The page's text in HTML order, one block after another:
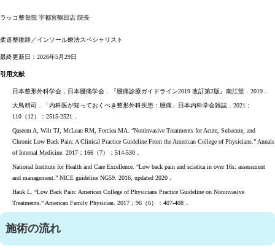
ラッコ整骨院 宇都宮鶴田店 院長
柔道整復師／インソール療法スペシャリスト
最終更新日：2026年5月29日
引用文献
日本整形外科学会，日本腰痛学会．『腰痛診療ガイドライン2019 改訂第2版』南江堂．2019．
大鳥精司．「内科医が知っておくべき整形外科疾患：腰痛」日本内科学会雑誌．2021；
110（12）：2515-2521．
Qaseem A, Wilt TJ, McLean RM, Forciea MA. “Noninvasive Treatments for Acute, Subacute, and
Chronic Low Back Pain: A Clinical Practice Guideline From the American College of Physicians.” Annals
of Internal Medicine. 2017；166（7）：514-530．
National Institute for Health and Care Excellence. “Low back pain and sciatica in over 16s: assessment
and management.” NICE guideline NG59. 2016, updated 2020．
Hauk L. “Low Back Pain: American College of Physicians Practice Guideline on Noninvasive
Treatments.” American Family Physician. 2017；96（6）：407-408．
施術の流れ